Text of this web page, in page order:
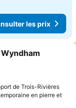
les prix
favoris
de Trois-Rivières
en pierre et